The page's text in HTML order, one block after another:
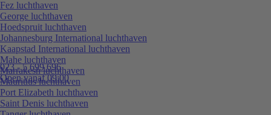
023 - 5 699 696
Open vanaf 09:00
Fez luchthaven
George luchthaven
Hoedspruit luchthaven
Johannesburg International luchthaven
Kaapstad International luchthaven
Mahe luchthaven
Marrakesh luchthaven
Mauritius luchthaven
Port Elizabeth luchthaven
Saint Denis luchthaven